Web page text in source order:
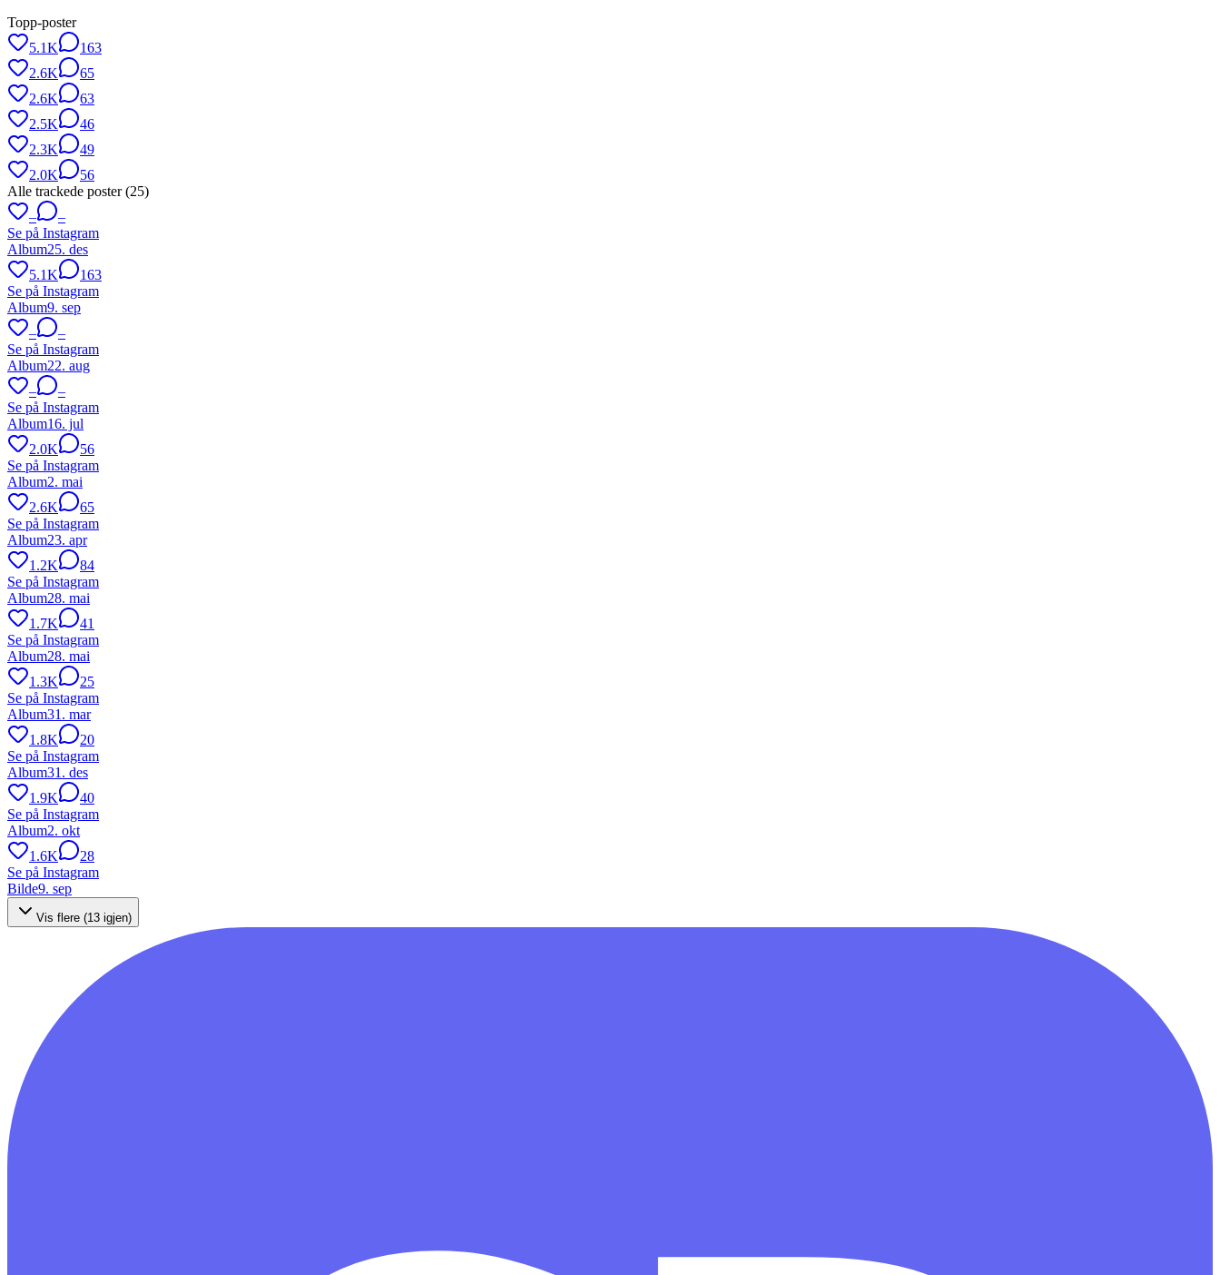
Topp-poster
5.1K
163
2.6K
65
2.6K
63
2.5K
46
2.3K
49
2.0K
56
Alle trackede poster (25)
–
–
Se på Instagram
Album25. des
5.1K
163
Se på Instagram
Album9. sep
–
–
Se på Instagram
Album22. aug
–
–
Se på Instagram
Album16. jul
2.0K
56
Se på Instagram
Album2. mai
2.6K
65
Se på Instagram
Album23. apr
1.2K
84
Se på Instagram
Album28. mai
1.7K
41
Se på Instagram
Album28. mai
1.3K
25
Se på Instagram
Album31. mar
1.8K
20
Se på Instagram
Album31. des
1.9K
40
Se på Instagram
Album2. okt
1.6K
28
Se på Instagram
Bilde9. sep
Vis flere (13 igjen)